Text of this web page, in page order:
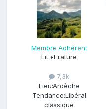
Membre Adhérent
Lit ét rature
7,3k
Lieu:Ardèche
Tendance:Libéral
classique